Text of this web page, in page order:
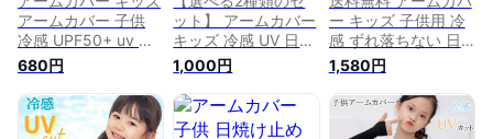
アームカバー 子供
冷感 UPF50+ uv 涼
しい 虫よけ 日焼け
防止 アームカバー
子ども UVカット率
99.9％ 腕カバーキッ
680円
ット】 アームカバー
キッズ 冷感 UV 日焼
け 指穴タイプ 筒状
タイプ アームカバー
子供 冷感 子供アー
ムカバー 虫よけ 日
1,000円
ー キッズ 子供用 冷
感 ずれ落ちない 日
焼け防止 UV 紫外線
対策 可愛いアームカ
バー ひんやり クー
ル 接触冷感 涼しい
1,580円